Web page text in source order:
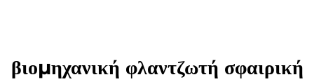
βιομηχανική φλαντζωτή σφαιρική